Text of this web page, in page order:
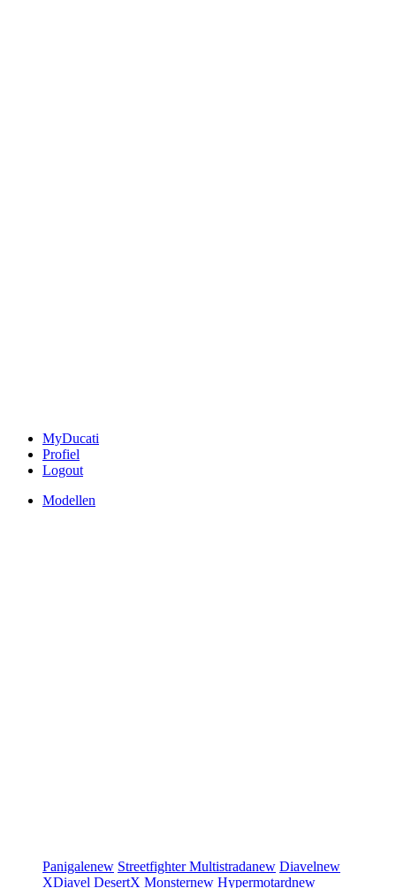
MyDucati
Profiel
Logout
Modellen
Panigalenew StreetfighterMultistradanew Diavelnew
XDiavel DesertX Monsternew Hypermotardnew